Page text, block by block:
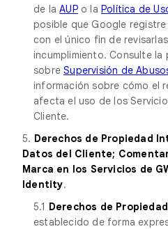
de laAUPo laPolítica de
posible que Google
con el único fin de
incumplimiento. Consulte
sobreSupervisión de
información sobre cómo el
afecta el uso de los
Cliente.
5. Derechos de Propiedad
Datos del Cliente;
Marca en los Servicios de
Identity.
5.1 Derechos de
establecido de forma